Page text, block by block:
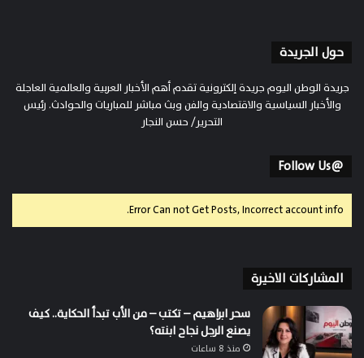
حول الجريدة
جريدة الوطن اليوم جريدة إلكترونية تقدم أهم الأخبار العربية والعالمية العاجلة
والأخبار السياسية والاقتصادية والفن وبث مباشر للمباريات والحوادث. رئيس
التحرير/ حسن النجار
@Follow Us
Error Can not Get Posts, Incorrect account info.
المشاركات الاخيرة
سحر ابراهيم – تكتب – من الأب تبدأ الحكاية.. كيف
يصنع الرجل نجاح ابنته؟
منذ 8 ساعات